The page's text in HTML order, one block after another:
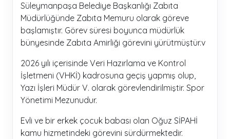
Süleymanpaşa Belediye Başkanlığı Zabıta
Müdürlüğünde Zabıta Memuru olarak göreve
başlamıştır. Görev süresi boyunca müdürlük
bünyesinde Zabıta Amirliği görevini yürütmüştür.v
2026 yılı içerisinde Veri Hazırlama ve Kontrol
İşletmeni (VHKİ) kadrosuna geçiş yapmış olup,
Yazı İşleri Müdür V. olarak görevlendirilmiştir. Spor
Yönetimi Mezunudur.
Evli ve bir erkek çocuk babası olan Oğuz SİPAHİ
kamu hizmetindeki görevini sürdürmektedir.